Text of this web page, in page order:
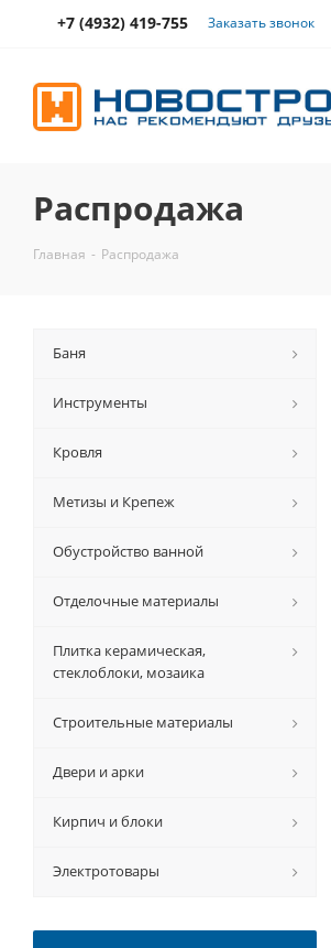
+7 (4932) 419-755 Заказать звонок
Распродажа
Главная - Распродажа
Баня
Инструменты
Кровля
Метизы и Крепеж
Обустройство ванной
Отделочные материалы
Плитка керамическая,
стеклоблоки, мозаика
Строительные материалы
Двери и арки
Кирпич и блоки
Электротовары